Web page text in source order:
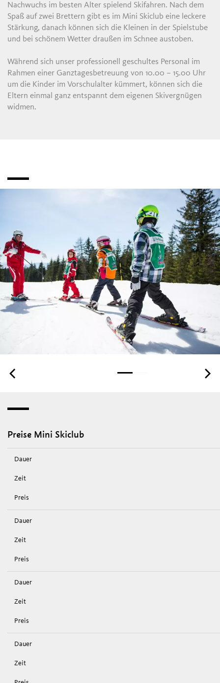
Nachwuchs im besten Alter spielend Skifahren. Nach dem
Spaß auf zwei Brettern gibt es im Mini Skiclub eine leckere
Stärkung, danach können sich die Kleinen in der Spielstube
und bei schönem Wetter draußen im Schnee austoben.
Während sich unser professionell geschultes Personal im
Rahmen einer Ganztagesbetreuung von 10.00 – 15.00 Uhr
um die Kinder im Vorschulalter kümmert, können sich die
Eltern einmal ganz entspannt dem eigenen Skivergnügen
widmen.
Preise Mini Skiclub